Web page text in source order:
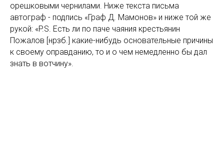
орешковыми чернилами. Ниже текста письма
автограф - подпись «Граф Д. Мамонов» и ниже той же
рукой: «P.S. Есть ли по паче чаяния крестьянин
Пожалов [нрзб.] какие-нибудь основательные причины
к своему оправданию, то и о чем немедленно бы дал
знать в вотчину».